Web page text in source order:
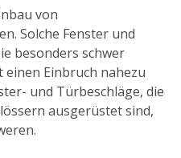
von
Solche Fenster und
besonders schwer
Einbruch nahezu
und Türbeschläge, die
ausgerüstet sind,